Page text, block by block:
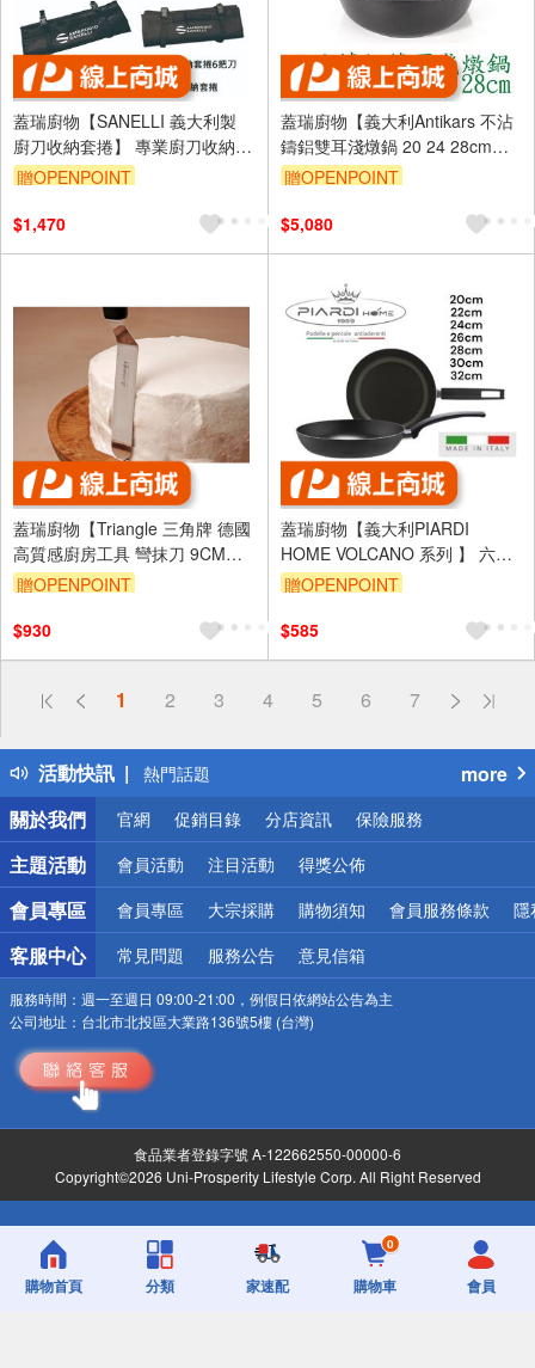
蓋瑞廚物【SANELLI 義大利製
廚刀收納套捲】 專業廚刀收納袋
多把刀收納 4把刀 6把刀 10把刀
贈OPENPOINT
$1,470
蓋瑞廚物【義大利Antikars 不沾
鑄鋁雙耳淺燉鍋 20 24 28cm】
義大利製 鑄鋁鍋 雙耳湯鍋 雙耳
贈OPENPOINT
$5,080
蓋瑞廚物【Triangle 三角牌 德國
高質感廚房工具 彎抹刀 9CM
12CM 有洞 無洞】蛋糕抹刀 抹
贈OPENPOINT
$930
蓋瑞廚物【義大利PIARDI
HOME VOLCANO 系列 】 六款
厚度2mm (不可IH爐) 不沾鍋 義
贈OPENPOINT
$585
1 2 3 4 5 6 7
活動快訊
偏遠地區配送
得獎公告
熱門話題
銀行優惠
偏遠地區配送
詐騙網頁！請小心！
more
關於我們
官網 促銷目錄 分店資訊 保險服務
主題活動 會員活動 注目活動 得獎公佈
會員專區 會員專區 大宗採購 購物須知 會員服務條款 隱
客服中心 常見問題 服務公告 意見信箱
服務時間： 週一至週日 09:00-21:00，例假日依網站公告為主
公司地址： 台北市北投區大業路136號5樓 (台灣)
食品業者登錄字號 A-122662550-00000-6
Copyright©2026 Uni-Prosperity Lifestyle Corp. All Right Reserved
購物首頁 分類 家速配
0
購物車 會員